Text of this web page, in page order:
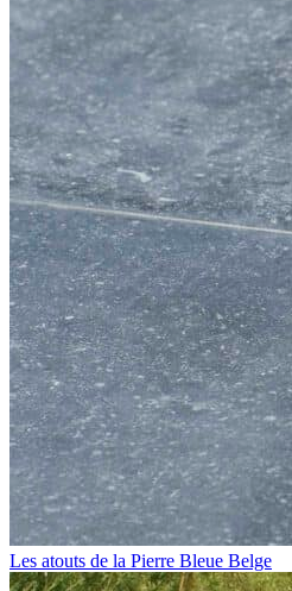
Les atouts de la Pierre Bleue Belge